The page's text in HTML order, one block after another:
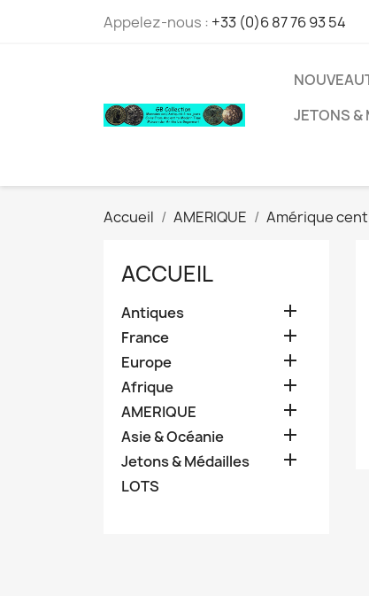
Appelez-nous : +33 (0)6 87 76 93 54
JETONS &
Accueil AMERIQUE Amérique
ACCUEIL
Antiques 
France 
Europe 
Afrique 
AMERIQUE 
Asie & Océanie 
Jetons & Médailles 
LOTS